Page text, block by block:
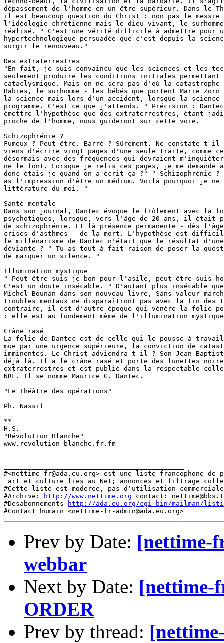
http://www.nettime.org contact:
#Desabonnements
http://ada.eu.org/cgi-bin/mailman/
Prev by Date: [nettime-
webbar
Next by Date: [nettime-
ORDER
Prev by thread: